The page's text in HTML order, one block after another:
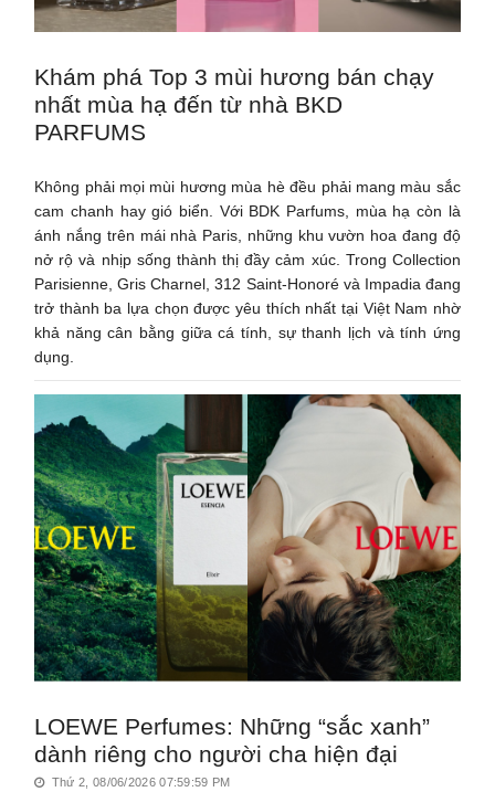
Khám phá Top 3 mùi hương bán chạy
nhất mùa hạ đến từ nhà BKD
PARFUMS
Không phải mọi mùi hương mùa hè đều phải mang màu sắc
cam chanh hay gió biển. Với BDK Parfums, mùa hạ còn là
ánh nắng trên mái nhà Paris, những khu vườn hoa đang độ
nở rộ và nhịp sống thành thị đầy cảm xúc. Trong Collection
Parisienne, Gris Charnel, 312 Saint-Honoré và Impadia đang
trở thành ba lựa chọn được yêu thích nhất tại Việt Nam nhờ
khả năng cân bằng giữa cá tính, sự thanh lịch và tính ứng
dụng.
LOEWE Perfumes: Những “sắc xanh”
dành riêng cho người cha hiện đại
Thứ 2, 08/06/2026 07:59:59 PM